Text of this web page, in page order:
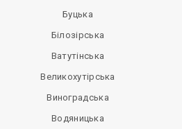
Буцька
Білозірська
Ватутінська
Великохутірська
Виноградська
Водяницька